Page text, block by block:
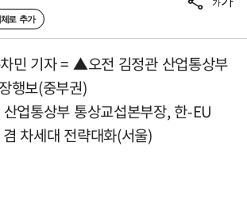
로 추가
가
민 기자 = ▲오전 김정관 산업통상부
행보(중부권)
업통상부 통상교섭본부장, 한-EU
차세대 전략대화(서울)